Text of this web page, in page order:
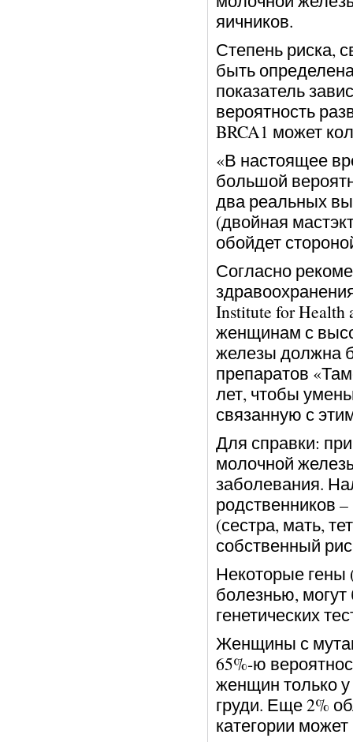
яичников.
Степень риска,
быть
показатель
вероятность
BRCA1 может
«В настоящее
большой
два реальных
(двойная
обойдет
Согласно
Institute for
женщинам с
железы должна
препаратов
лет, чтобы
связанную с
Для справки:
молочной
заболевания.
родственников
(сестра, мать,
собственный
Некоторые гены
болезнью,
генетических
Женщины с
65%-ю
женщин только у
груди. Еще 2%
категории